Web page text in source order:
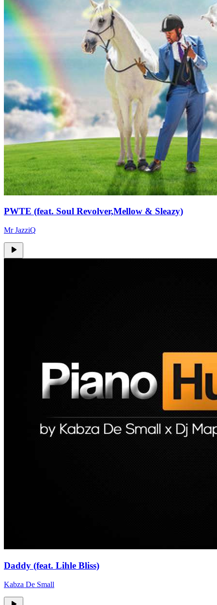
PWTE (feat. Soul Revolver,Mellow & Sleazy)
Mr JazziQ
Daddy (feat. Lihle Bliss)
Kabza De Small